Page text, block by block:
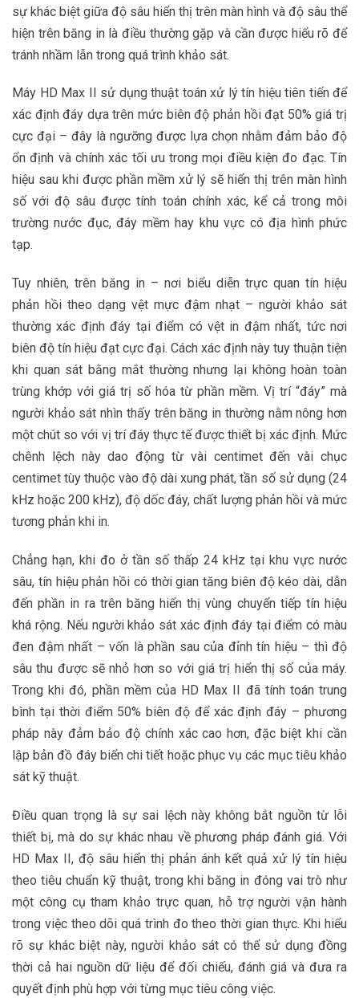
sự khác biệt giữa độ sâu hiển thị trên màn hình và độ sâu thể
hiện trên băng in là điều thường gặp và cần được hiểu rõ để
tránh nhầm lẫn trong quá trình khảo sát.
Máy HD Max II sử dụng thuật toán xử lý tín hiệu tiên tiến để
xác định đáy dựa trên mức biên độ phản hồi đạt 50% giá trị
cực đại – đây là ngưỡng được lựa chọn nhằm đảm bảo độ
ổn định và chính xác tối ưu trong mọi điều kiện đo đạc. Tín
hiệu sau khi được phần mềm xử lý sẽ hiển thị trên màn hình
số với độ sâu được tính toán chính xác, kể cả trong môi
trường nước đục, đáy mềm hay khu vực có địa hình phức
tạp.
Tuy nhiên, trên băng in – nơi biểu diễn trực quan tín hiệu
phản hồi theo dạng vệt mực đậm nhạt – người khảo sát
thường xác định đáy tại điểm có vệt in đậm nhất, tức nơi
biên độ tín hiệu đạt cực đại. Cách xác định này tuy thuận tiện
khi quan sát bằng mắt thường nhưng lại không hoàn toàn
trùng khớp với giá trị số hóa từ phần mềm. Vị trí “đáy” mà
người khảo sát nhìn thấy trên băng in thường nằm nông hơn
một chút so với vị trí đáy thực tế được thiết bị xác định. Mức
chênh lệch này dao động từ vài centimet đến vài chục
centimet tùy thuộc vào độ dài xung phát, tần số sử dụng (24
kHz hoặc 200 kHz), độ dốc đáy, chất lượng phản hồi và mức
tương phản khi in.
Chẳng hạn, khi đo ở tần số thấp 24 kHz tại khu vực nước
sâu, tín hiệu phản hồi có thời gian tăng biên độ kéo dài, dẫn
đến phần in ra trên băng hiển thị vùng chuyển tiếp tín hiệu
khá rộng. Nếu người khảo sát xác định đáy tại điểm có màu
đen đậm nhất – vốn là phần sau của đỉnh tín hiệu – thì độ
sâu thu được sẽ nhỏ hơn so với giá trị hiển thị số của máy.
Trong khi đó, phần mềm của HD Max II đã tính toán trung
bình tại thời điểm 50% biên độ để xác định đáy – phương
pháp này đảm bảo độ chính xác cao hơn, đặc biệt khi cần
lập bản đồ đáy biển chi tiết hoặc phục vụ các mục tiêu khảo
sát kỹ thuật.
Điều quan trọng là sự sai lệch này không bắt nguồn từ lỗi
thiết bị, mà do sự khác nhau về phương pháp đánh giá. Với
HD Max II, độ sâu hiển thị phản ánh kết quả xử lý tín hiệu
theo tiêu chuẩn kỹ thuật, trong khi băng in đóng vai trò như
một công cụ tham khảo trực quan, hỗ trợ người vận hành
trong việc theo dõi quá trình đo theo thời gian thực. Khi hiểu
rõ sự khác biệt này, người khảo sát có thể sử dụng đồng
thời cả hai nguồn dữ liệu để đối chiếu, đánh giá và đưa ra
quyết định phù hợp với từng mục tiêu công việc.